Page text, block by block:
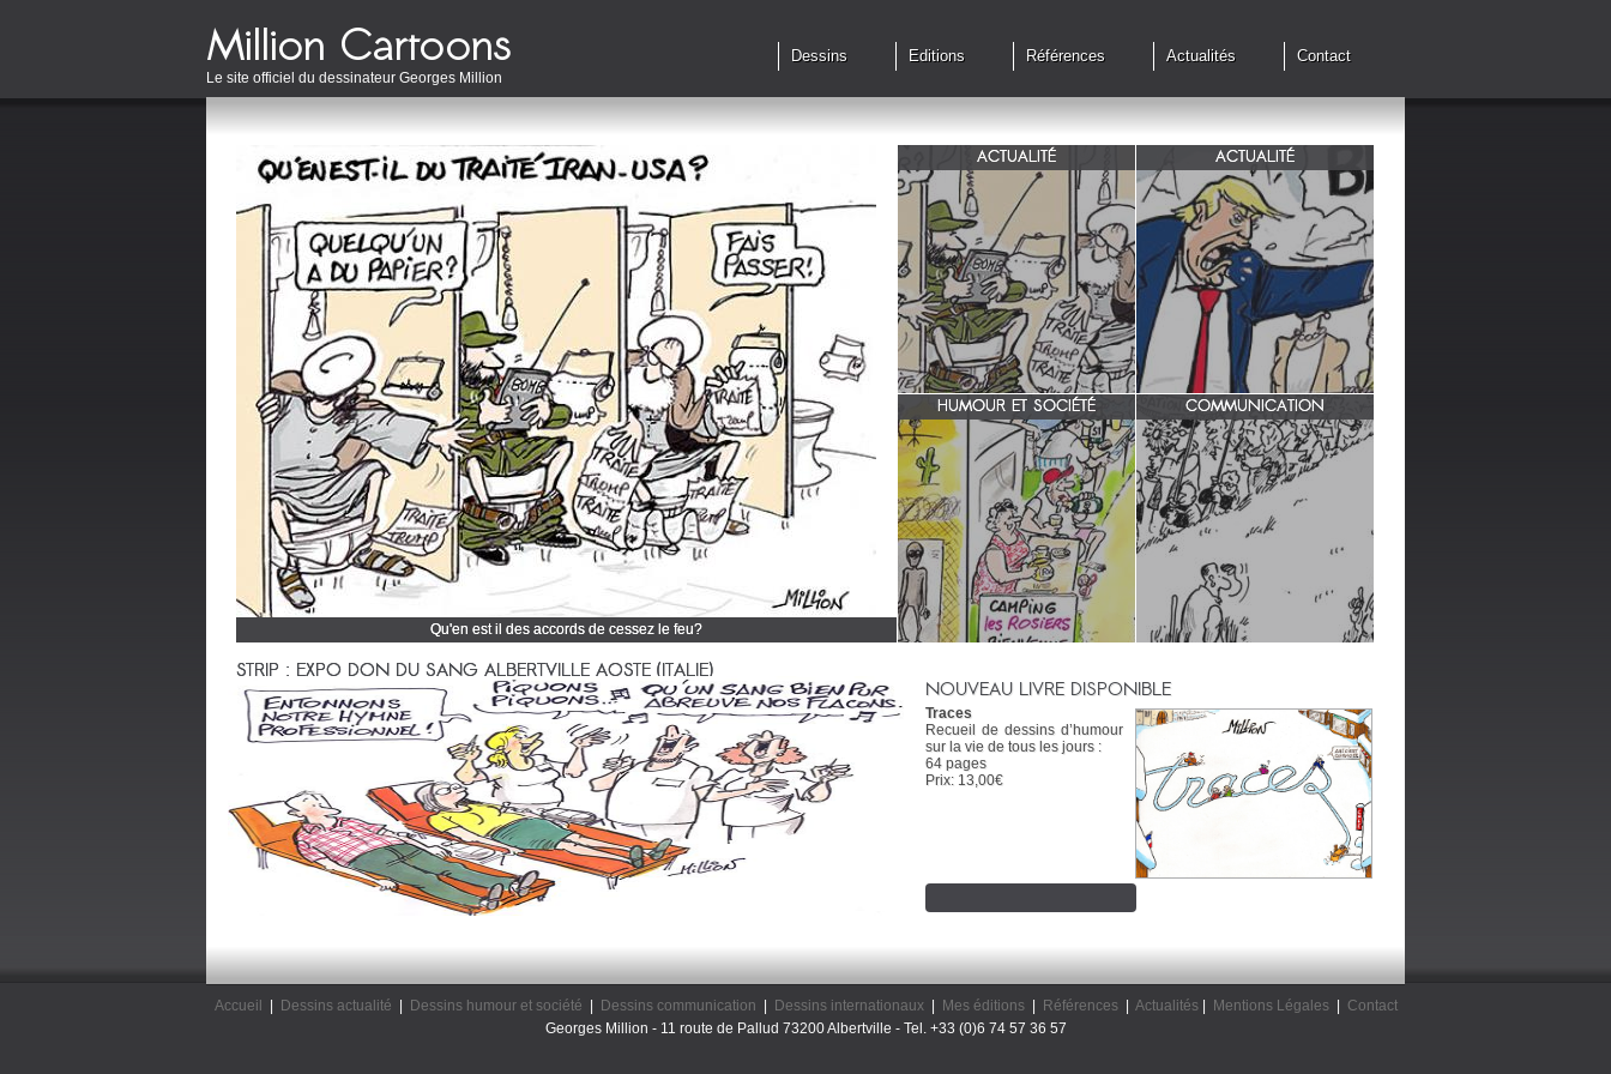
Le site officiel du dessinateur Georges Million
Dessins Editions Références Actualités Contact
Qu'en est il des accords de cessez le feu?
Cliquez et découvrez tous mes dessins d'actualité
ACTUALITÉ
Qu'en est il des accords de cessez
le feu?
ACTUALITÉ
G7 à Evian, Trump, une fois de
plus ,s'en prend aux européens.
HUMOUR ET SOCIÉTÉ
zone 51
COMMUNICATION
INRA/ Rotation des terres.
STRIP : EXPO DON DU SANG ALBERTVILLE AOSTE (ITALIE)
NOUVEAU LIVRE DISPONIBLE
Traces
Recueil de dessins d’humour
sur la vie de tous les jours :
64 pages
Prix: 13,00€
Accueil Dessins actualité Dessins humour et société Dessins communication Dessins internationaux| Mes éditions| Références| Actualités| Mentions Légales|
Contact
Georges Million - 11 route de Pallud 73200 Albertville - Tel. +33 (0)6 74 57 36 57